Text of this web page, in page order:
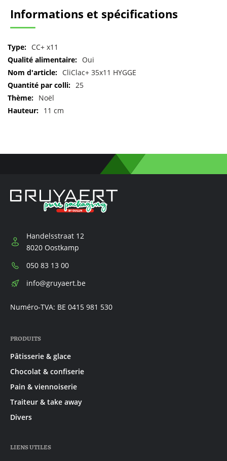
Informations et spécifications
Pour
plus
CC+ x11
Oui
CliClac+ 35x11 HYGGE
25
Noël
11 cm
Handelsstraat 12
8020 Oostkamp
Téléphone:
050 83 13 00
E-
info@gruyaert.be
Numéro-TVA: BE 0415 981 530
PRODUITS
Pâtisserie & glace
Chocolat & confiserie
Pain & viennoiserie
Traiteur & take away
Divers
LIENS UTILES